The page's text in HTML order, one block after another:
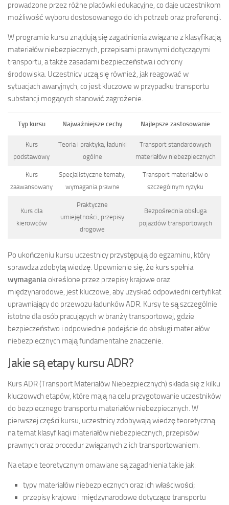
prowadzone przez różne placówki edukacyjne, co daje uczestnikom
możliwość wyboru dostosowanego do ich potrzeb oraz preferencji.
W programie kursu znajdują się zagadnienia związane z klasyfikacją
materiałów niebezpiecznych, przepisami prawnymi dotyczącymi
transportu, a także zasadami bezpieczeństwa i ochrony
środowiska. Uczestnicy uczą się również, jak reagować w
sytuacjach awaryjnych, co jest kluczowe w przypadku transportu
substancji mogących stanowić zagrożenie.
Typ kursu Najważniejsze cechy Najlepsze zastosowanie
Kurs
podstawowy
Teoria i praktyka, ładunki
ogólne
Transport standardowych
materiałów niebezpiecznych
Kurs
zaawansowany
Specjalistyczne tematy,
wymagania prawne
Transport materiałów o
szczególnym ryzyku
Kurs dla
kierowców
Praktyczne
umiejętności, przepisy
drogowe
Bezpośrednia obsługa
pojazdów transportowych
Po ukończeniu kursu uczestnicy przystępują do egzaminu, który
sprawdza zdobytą wiedzę. Upewnienie się, że kurs spełnia
wymaganiaokreślone przez przepisy krajowe oraz
międzynarodowe, jest kluczowe, aby uzyskać odpowiedni certyfikat
uprawniający do przewozu ładunków ADR. Kursy te są szczególnie
istotne dla osób pracujących w branży transportowej, gdzie
bezpieczeństwo i odpowiednie podejście do obsługi materiałów
niebezpiecznych mają fundamentalne znaczenie.
Jakie są etapy kursu ADR?
Kurs ADR (Transport Materiałów Niebezpiecznych) składa się z kilku
kluczowych etapów, które mają na celu przygotowanie uczestników
do bezpiecznego transportu materiałów niebezpiecznych. W
pierwszej części kursu, uczestnicy zdobywają wiedzę teoretyczną
na temat klasyfikacji materiałów niebezpiecznych, przepisów
prawnych oraz procedur związanych z ich transportowaniem.
Na etapie teoretycznym omawiane są zagadnienia takie jak:
typy materiałów niebezpiecznych oraz ich właściwości;
przepisy krajowe i międzynarodowe dotyczące transportu